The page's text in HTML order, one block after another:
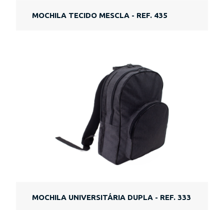
MOCHILA TECIDO MESCLA - REF. 435
MOCHILA UNIVERSITÁRIA DUPLA - REF. 333